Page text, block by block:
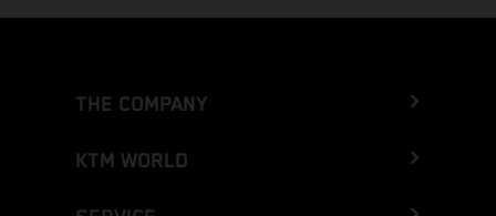
THE COMPANY
KTM WORLD